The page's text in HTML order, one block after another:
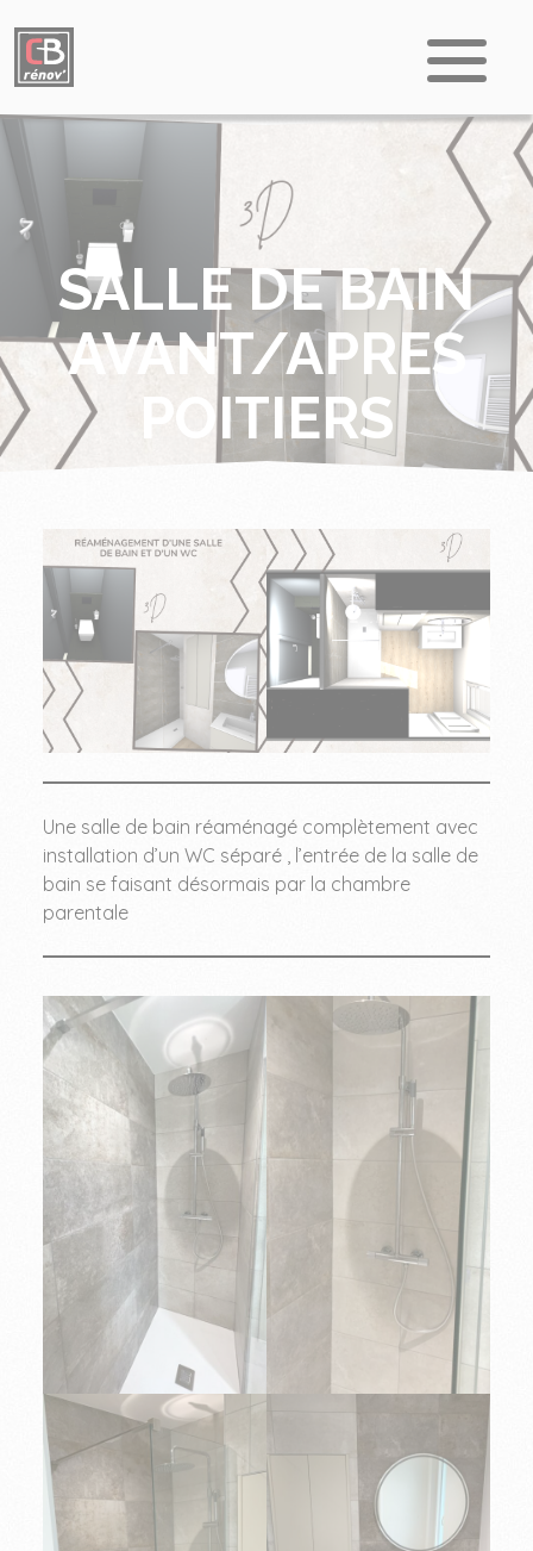
SALLE DE BAIN
AVANT/APRES
POITIERS
SALLE DE BAIN AVANT/APRES POITIERS
Une salle de bain réaménagé complètement avec
installation d’un WC séparé , l’entrée de la salle de
bain se faisant désormais par la chambre
parentale